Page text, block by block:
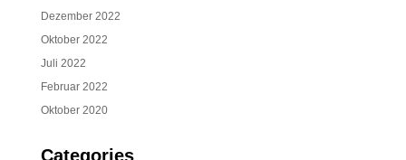
Dezember 2022
Oktober 2022
Juli 2022
Februar 2022
Oktober 2020
Categories